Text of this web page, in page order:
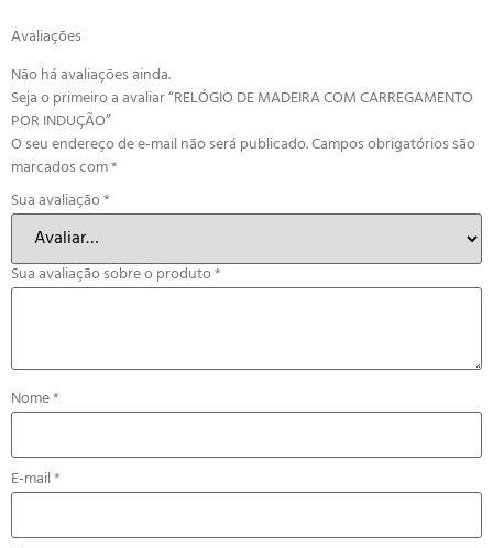
Avaliações
Não há avaliações ainda.
Seja o primeiro a avaliar “RELÓGIO DE MADEIRA COM CARREGAMENTO
POR INDUÇÃO”
O seu endereço de e-mail não será publicado.Campos obrigatórios são
marcados com*
Sua avaliação*
Sua avaliação sobre o produto*
Nome*
E-mail*